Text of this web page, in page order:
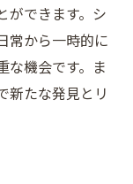
ができます。シ
常から一時的に
な機会です。ま
新たな発見とリ